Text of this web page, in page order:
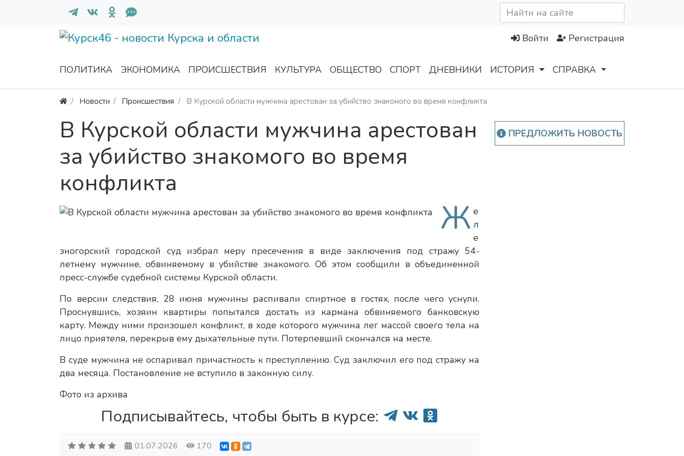
Войти Регистрация
ПОЛИТИКА ЭКОНОМИКА ПРОИСШЕСТВИЯ КУЛЬТУРА ОБЩЕСТВО СПОРТ ДНЕВНИКИ ИСТОРИЯ СПРАВКА
Новости Происшествия В Курской области мужчина арестован за убийство знакомого во время конфликта
В Курской области мужчина арестован
за убийство знакомого во время
конфликта
Ж е
л
е
зногорский городской суд избрал меру пресечения в виде заключения под стражу 54-
летнему мужчине, обвиняемому в убийстве знакомого. Об этом сообщили в объединенной
пресс-службе судебной системы Курской области.
По версии следствия, 28 июня мужчины распивали спиртное в гостях, после чего уснули.
Проснувшись, хозяин квартиры попытался достать из кармана обвиняемого банковскую
карту. Между ними произошел конфликт, в ходе которого мужчина лег массой своего тела на
лицо приятеля, перекрыв ему дыхательные пути. Потерпевший скончался на месте.
В суде мужчина не оспаривал причастность к преступлению. Суд заключил его под стражу на
два месяца. Постановление не вступило в законную силу.
Фото из архива
Подписывайтесь, чтобы быть в курсе:
01.07.2026 170
ПРЕДЛОЖИТЬ НОВОСТЬ